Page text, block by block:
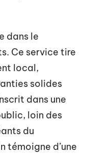
dans le
Ce service tire
local,
solides
dans une
loin des
du
témoigne d’une